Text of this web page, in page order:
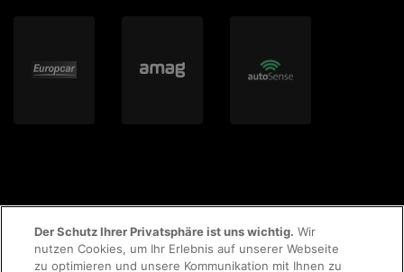
Der Schutz Ihrer Privatsphäre ist uns wichtig. Wir
nutzen Cookies, um Ihr Erlebnis auf unserer Webseite
zu optimieren und unsere Kommunikation mit Ihnen zu